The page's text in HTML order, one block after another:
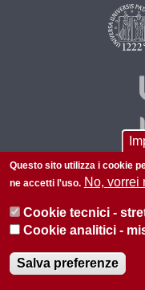
P.I.
Questo sito utilizza i cookie
ne accetti l'uso. No, vorrei
Cookie tecnici -
Cookie analitici -
Salva preferenze